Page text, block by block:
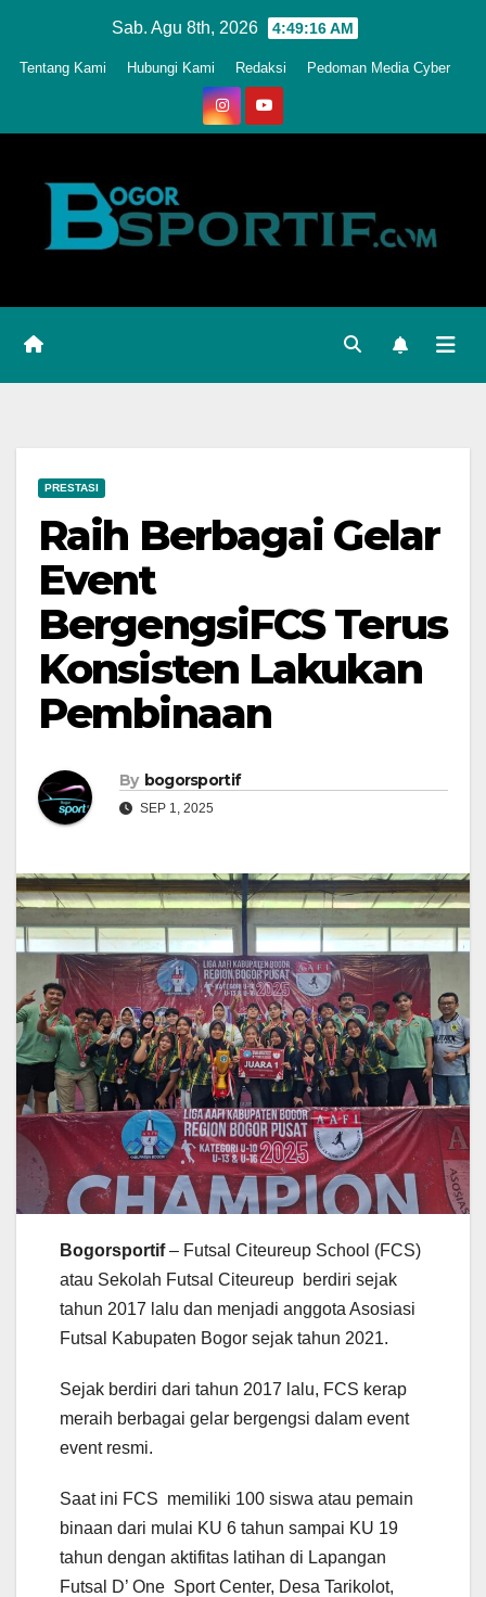
Sab. Agu 8th, 2026 4:49:19 AM
Tentang Kami Hubungi Kami Redaksi Pedoman Media Cyber
PRESTASI
Raih Berbagai Gelar
Event
BergengsiFCS Terus
Konsisten Lakukan
Pembinaan
By bogorsportif
SEP 1, 2025
Bogorsportif– Futsal Citeureup School (FCS)
atau Sekolah Futsal Citeureup berdiri sejak
tahun 2017 lalu dan menjadi anggota Asosiasi
Futsal Kabupaten Bogor sejak tahun 2021.
Sejak berdiri dari tahun 2017 lalu, FCS kerap
meraih berbagai gelar bergengsi dalam event
event resmi.
Saat ini FCS memiliki 100 siswa atau pemain
binaan dari mulai KU 6 tahun sampai KU 19
tahun dengan aktifitas latihan di Lapangan
Futsal D’ One Sport Center, Desa Tarikolot,